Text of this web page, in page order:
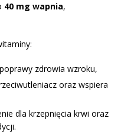
40 mg wapnia,
zdrowia wzroku,
oraz wspiera
dla krzepnięcia krwi oraz